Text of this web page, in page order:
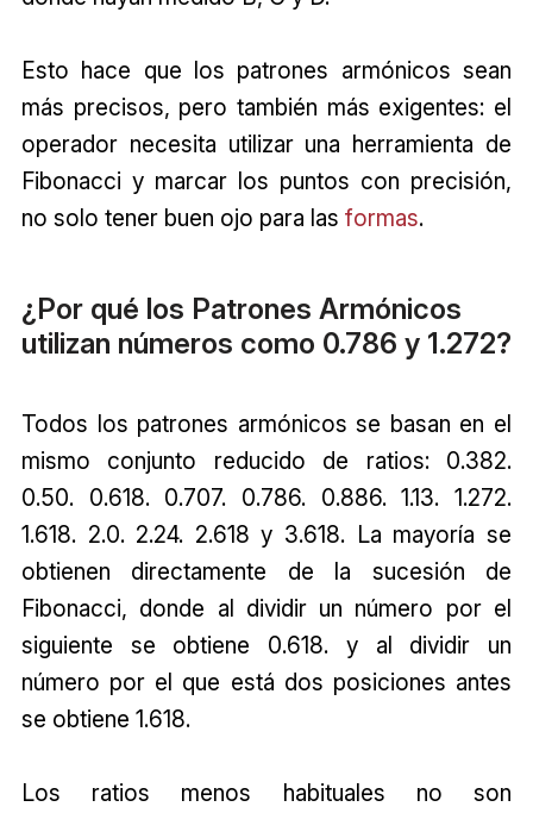
Esto hace que los patrones armónicos sean
más precisos, pero también más exigentes: el
operador necesita utilizar una herramienta de
Fibonacci y marcar los puntos con precisión,
no solo tener buen ojo para las formas.
¿Por qué los Patrones Armónicos
utilizan números como 0.786 y 1.272?
Todos los patrones armónicos se basan en el
mismo conjunto reducido de ratios: 0.382.
0.50. 0.618. 0.707. 0.786. 0.886. 1.13. 1.272.
1.618. 2.0. 2.24. 2.618 y 3.618. La mayoría se
obtienen directamente de la sucesión de
Fibonacci, donde al dividir un número por el
siguiente se obtiene 0.618. y al dividir un
número por el que está dos posiciones antes
se obtiene 1.618.
Los ratios menos habituales no son